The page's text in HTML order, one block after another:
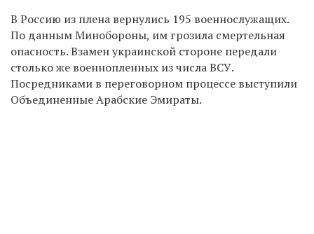
В Россию из плена вернулись 195 военнослужащих.
По данным Минобороны, им грозила смертельная
опасность. Взамен украинской стороне передали
столько же военнопленных из числа ВСУ.
Посредниками в переговорном процессе выступили
Объединенные Арабские Эмираты.